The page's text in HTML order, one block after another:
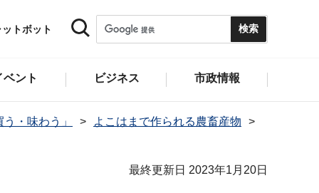
トボット
ント ビジネス 市政情報
・味わう」 よこはまで作られる農畜産物
最終更新日 2023年1月20日